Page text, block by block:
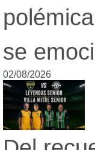
se
02/08/2026